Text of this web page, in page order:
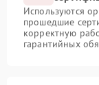
Используются
прошедшие
корректную
гарантийных